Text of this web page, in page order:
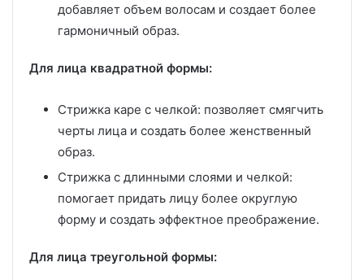
добавляет объем волосам и создает более
гармоничный образ.
Для лица квадратной формы:
Стрижка каре с челкой: позволяет смягчить
черты лица и создать более женственный
образ.
Стрижка с длинными слоями и челкой:
помогает придать лицу более округлую
форму и создать эффектное преображение.
Для лица треугольной формы: